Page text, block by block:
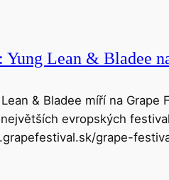
Lean & Bladee
& Bladee míří na
evropských
grape-